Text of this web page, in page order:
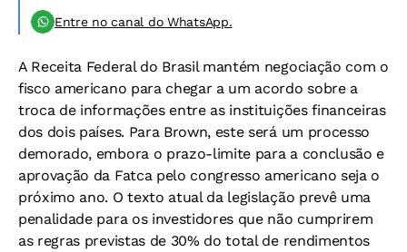
Entre no canal do WhatsApp.
A Receita Federal do Brasil mantém negociação com o
fisco americano para chegar a um acordo sobre a
troca de informações entre as instituições financeiras
dos dois países. Para Brown, este será um processo
demorado, embora o prazo-limite para a conclusão e
aprovação da Fatca pelo congresso americano seja o
próximo ano. O texto atual da legislação prevê uma
penalidade para os investidores que não cumprirem
as regras previstas de 30% do total de rendimentos